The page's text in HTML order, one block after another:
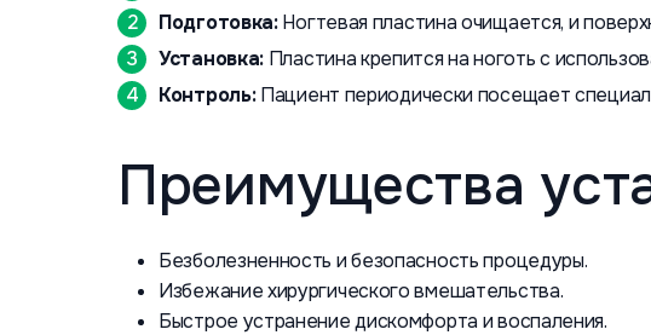
Подготовка:Ногтевая пластина очищается, и
Установка: Пластина крепится на ноготь с
Контроль:Пациент периодически посещает
Преимущества
Безболезненность и безопасность процедуры.
Избежание хирургического вмешательства.
Быстрое устранение дискомфорта и воспаления.